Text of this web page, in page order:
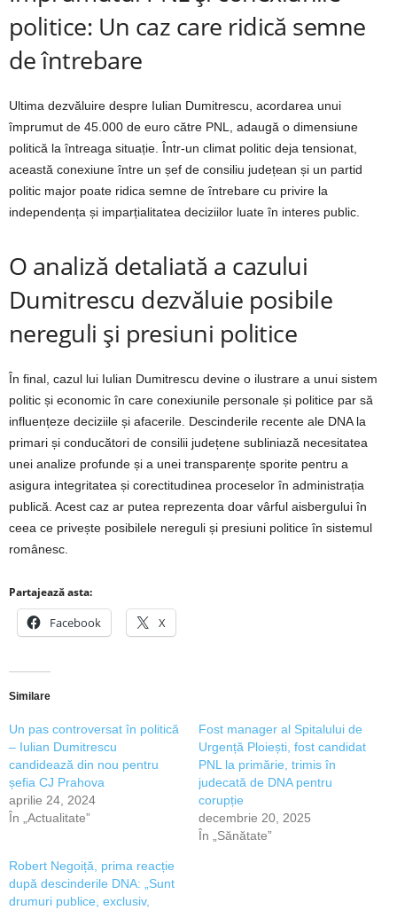
politice: Un caz care ridică semne
de întrebare
Ultima dezvăluire despre Iulian Dumitrescu, acordarea unui
împrumut de 45.000 de euro către PNL, adaugă o dimensiune
politică la întreaga situație. Într-un climat politic deja tensionat,
această conexiune între un șef de consiliu județean și un partid
politic major poate ridica semne de întrebare cu privire la
independența și imparțialitatea deciziilor luate în interes public.
O analiză detaliată a cazului
Dumitrescu dezvăluie posibile
nereguli și presiuni politice
În final, cazul lui Iulian Dumitrescu devine o ilustrare a unui sistem
politic și economic în care conexiunile personale și politice par să
influențeze deciziile și afacerile. Descinderile recente ale DNA la
primari și conducători de consilii județene subliniază necesitatea
unei analize profunde și a unei transparențe sporite pentru a
asigura integritatea și corectitudinea proceselor în administrația
publică. Acest caz ar putea reprezenta doar vârful aisbergului în
ceea ce privește posibilele nereguli și presiuni politice în sistemul
românesc.
Partajează asta:
Facebook X
Similare
Un pas controversat în politică
– Iulian Dumitrescu
candidează din nou pentru
șefia CJ Prahova
aprilie 24, 2024
În „Actualitate”
Fost manager al Spitalului de
Urgență Ploiești, fost candidat
PNL la primărie, trimis în
judecată de DNA pentru
corupție
decembrie 20, 2025
În „Sănătate”
Robert Negoiță, prima reacție
după descinderile DNA: „Sunt
drumuri publice, exclusiv,